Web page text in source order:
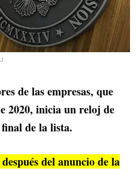
de las empresas, que
2020, inicia un reloj de
de la lista.
del anuncio de la